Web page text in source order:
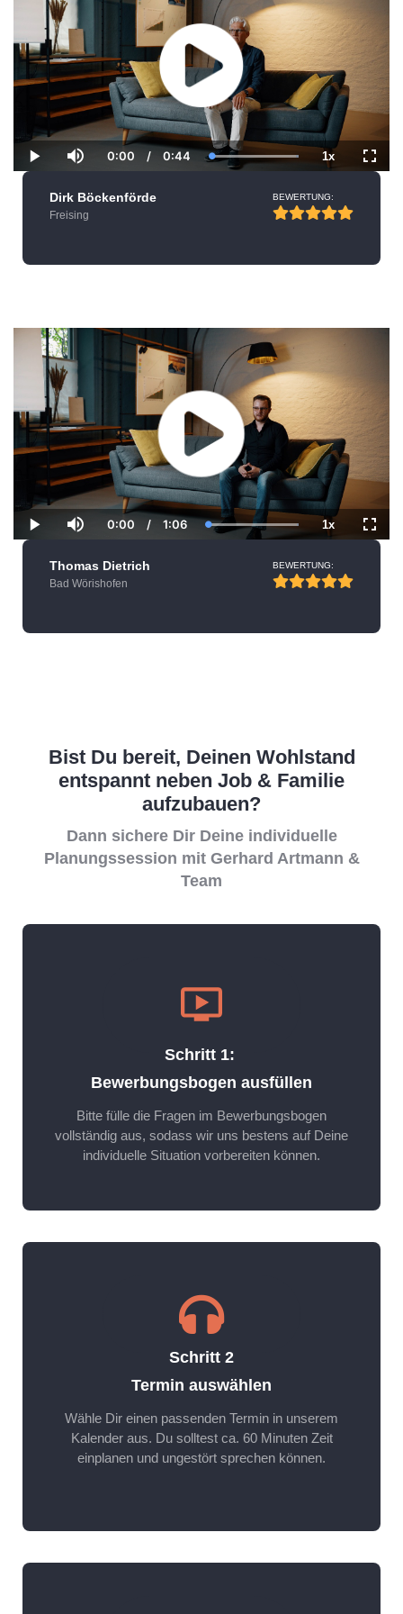
Play Mute
Current
Time
0:00 / Duration
0:44 Loaded:
100.00%
1xPlayback
Rate
Dirk Böckenförde
Freising
BEWERTUNG:
Play Mute
Current
0:00 / Duration
1:06 Loaded:
100.00%
1xPlayback
Rate
Thomas Dietrich
Bad Wörishofen
BEWERTUNG:
Bist Du bereit, Deinen Wohlstand
entspannt neben Job & Familie
aufzubauen?
Dann sichere Dir Deine individuelle
Planungssession mit Gerhard Artmann &
Team
Schritt 1:
Bewerbungsbogen ausfüllen
Bitte fülle die Fragen im Bewerbungsbogen
vollständig aus, sodass wir uns bestens auf Deine
individuelle Situation vorbereiten können.
Schritt 2
Termin auswählen
Wähle Dir einen passenden Termin in unserem
Kalender aus. Du solltest ca. 60 Minuten Zeit
einplanen und ungestört sprechen können.